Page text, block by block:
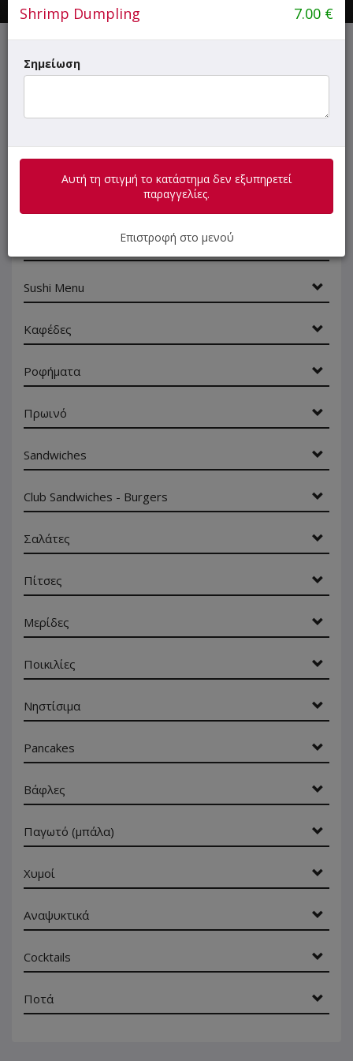
ΜΕΝΟΥ ΠΛΗΡΟΦΟΡΙΕΣ ΑΞΙΟΛΟΓΗΣΕΙΣ
SUPER Προσφορές
Sushi Menu
Καφέδες
Ροφήματα
Πρωινό
Sandwiches
Club Sandwiches - Burgers
Σαλάτες
Πίτσες
Μερίδες
Ποικιλίες
Νηστίσιμα
Pancakes
Βάφλες
Παγωτό (μπάλα)
Χυμοί
Αναψυκτικά
Cocktails
Ποτά
Shrimp Dumpling 7.00 €
Σημείωση
Αυτή τη στιγμή το κατάστημα δεν εξυπηρετεί
παραγγελίες.
Επιστροφή στο μενού